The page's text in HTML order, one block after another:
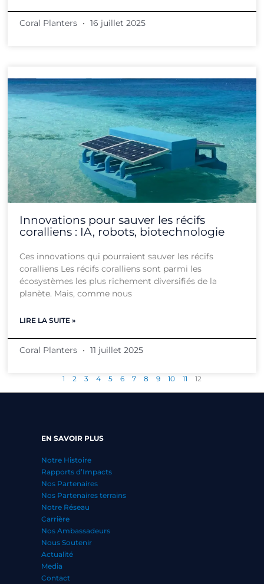
Coral Planters 16 juillet 2025
Innovations pour sauver les récifs
coralliens : IA, robots, biotechnologie
Ces innovations qui pourraient sauver les récifs
coralliens Les récifs coralliens sont parmi les
écosystèmes les plus richement diversifiés de la
planète. Mais, comme nous
LIRE LA SUITE »
Coral Planters 11 juillet 2025
1 2 3 4 5 6 7 8 9 10 11 12
EN SAVOIR PLUS
Notre Histoire
Rapports d’Impacts
Nos Partenaires
Nos Partenaires terrains
Notre Réseau
Carrière
Nos Ambassadeurs
Nous Soutenir
Actualité
Media
Contact